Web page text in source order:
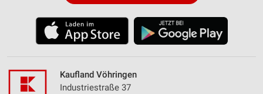
Kaufland Vöhringen
Industriestraße 37